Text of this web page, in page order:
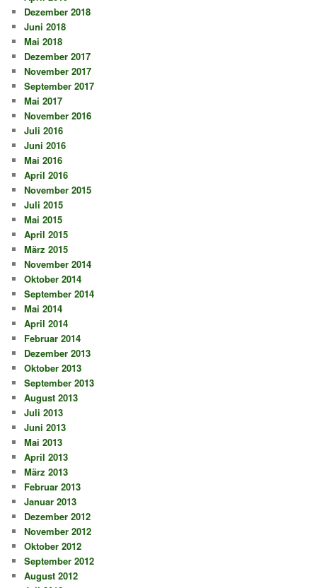
Dezember 2018
Juni 2018
Mai 2018
Dezember 2017
November 2017
September 2017
Mai 2017
November 2016
Juli 2016
Juni 2016
Mai 2016
April 2016
November 2015
Juli 2015
Mai 2015
April 2015
März 2015
November 2014
Oktober 2014
September 2014
Mai 2014
April 2014
Februar 2014
Dezember 2013
Oktober 2013
September 2013
August 2013
Juli 2013
Juni 2013
Mai 2013
April 2013
März 2013
Februar 2013
Januar 2013
Dezember 2012
November 2012
Oktober 2012
September 2012
August 2012